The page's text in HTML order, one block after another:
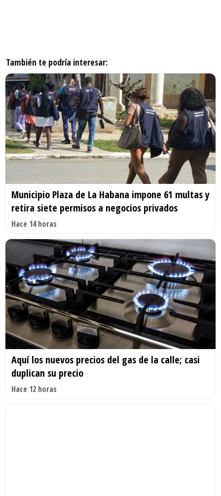
También te podría interesar:
Municipio Plaza de La Habana impone 61 multas y
retira siete permisos a negocios privados
Hace 14 horas
Aquí los nuevos precios del gas de la calle; casi
duplican su precio
Hace 12 horas